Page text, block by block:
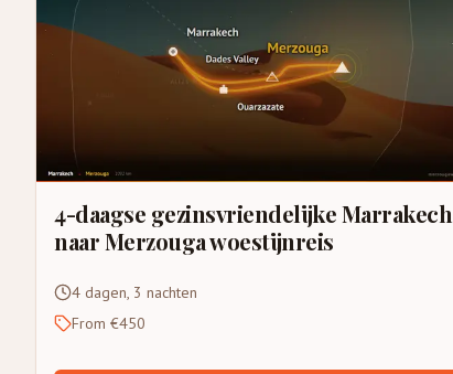
4-daagse gezinsvriendelijke Marrakech
naar Merzouga woestijnreis
4 dagen, 3 nachten
From €450